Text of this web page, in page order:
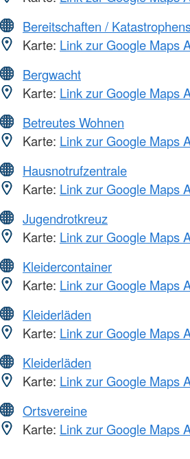
Bereitschaften /
Karte: Link zur Google Maps
Bergwacht
Karte: Link zur Google Maps
Betreutes Wohnen
Karte: Link zur Google Maps
Hausnotrufzentrale
Karte: Link zur Google Maps
Jugendrotkreuz
Karte: Link zur Google Maps
Kleidercontainer
Karte: Link zur Google Maps
Kleiderläden
Karte: Link zur Google Maps
Kleiderläden
Karte: Link zur Google Maps
Ortsvereine
Karte: Link zur Google Maps